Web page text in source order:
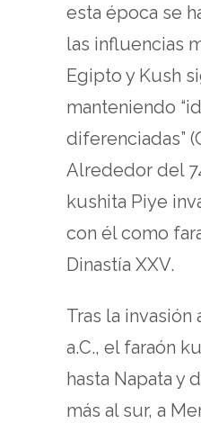
esta época se
las influencias
Egipto y Kush
manteniendo
diferenciadas”
Alrededor del
kushita Piye
con él como
Dinastía XXV.
Tras la invasión
a.C., el faraón
hasta Napata y
más al sur, a